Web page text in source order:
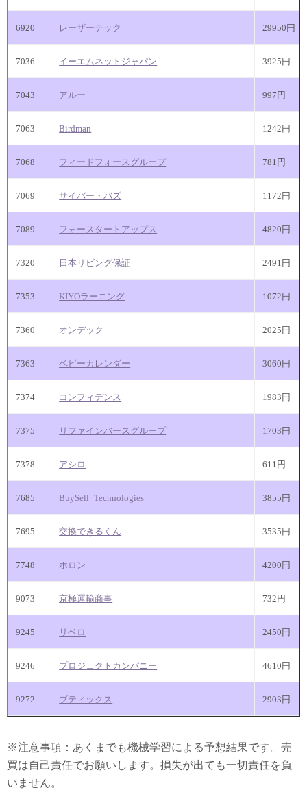
6920 レーザーテック 29950円
7036 イーエムネットジャパン 3925円
7043 アルー 997円
7063 Birdman 1242円
7068 フィードフォースグループ 781円
7069 サイバー・バズ 1172円
7089 フォースタートアップス 4820円
7320 日本リビング保証 2491円
7353 KIYOラーニング 1072円
7360 オンデック 2025円
7363 ベビーカレンダー 3060円
7374 コンフィデンス 1983円
7375 リファインバースグループ 1703円
7378 アシロ 611円
7685 BuySell_Technologies 3855円
7695 交換できるくん 3535円
7748 ホロン 4200円
9073 京極運輸商事 732円
9245 リベロ 2450円
9246 プロジェクトカンパニー 4610円
9272 ブティックス 2903円
※注意事項：あくまでも機械学習による予想結果です。売
買は自己責任でお願いします。損失が出ても一切責任を負
いません。